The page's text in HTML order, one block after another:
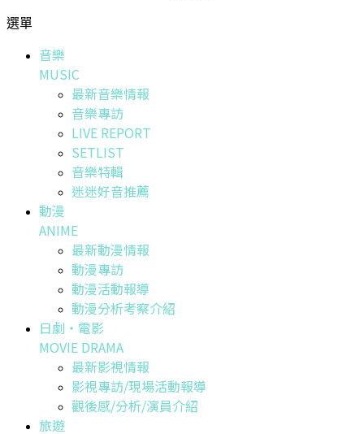
選單
音樂
MUSIC
最新音樂情報
音樂專訪
LIVE REPORT
SETLIST
音樂特輯
迷迷好音推薦
動漫
ANIME
最新動漫情報
動漫專訪
動漫活動報導
動漫分析考察介紹
日劇・電影
MOVIE DRAMA
最新影視情報
影視專訪/現場活動報導
觀後感/分析/演員介紹
旅遊